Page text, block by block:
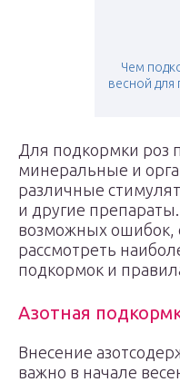
Чем
весной для
Для подкормки роз
минеральные и
различные
и другие
возможных ошибок,
рассмотреть
подкормок и
Азотная
Внесение
важно в начале